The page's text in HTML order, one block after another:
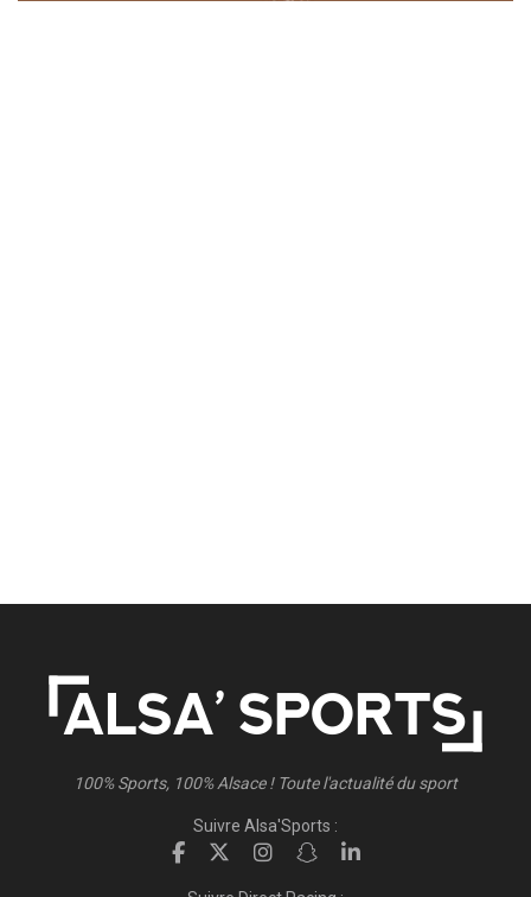
100% Sports, 100% Alsace ! Toute l'actualité du sport
Suivre Alsa'Sports :